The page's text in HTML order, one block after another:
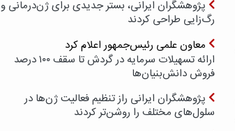
پژوهشگران ایرانی، بستر جدیدی برای ژن‌درمانی و
رگ‌زایی طراحی کردند
معاون علمی رئیس‌جمهور اعلام کرد
ارائه تسهیلات سرمایه در گردش تا سقف ۱۰۰ درصد
فروش دانش‌بنیان‌ها
پژوهشگران ایرانی راز تنظیم فعالیت ژن‌ها در
سلول‌های مختلف را روشن‌تر کردند